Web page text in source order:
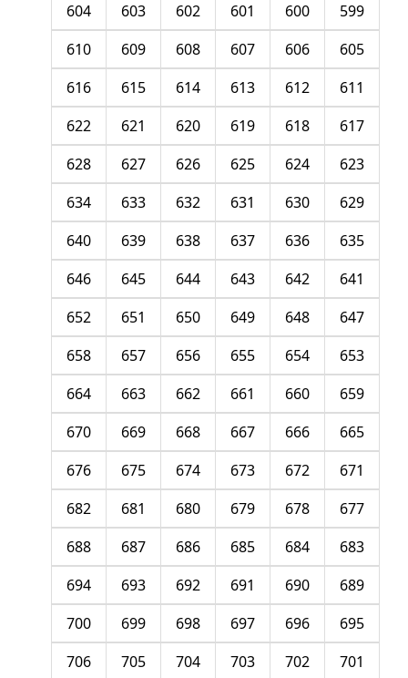
599
600
601
602
603
604
605
606
607
608
609
610
611
612
613
614
615
616
617
618
619
620
621
622
623
624
625
626
627
628
629
630
631
632
633
634
635
636
637
638
639
640
641
642
643
644
645
646
647
648
649
650
651
652
653
654
655
656
657
658
659
660
661
662
663
664
665
666
667
668
669
670
671
672
673
674
675
676
677
678
679
680
681
682
683
684
685
686
687
688
689
690
691
692
693
694
695
696
697
698
699
700
701
702
703
704
705
706